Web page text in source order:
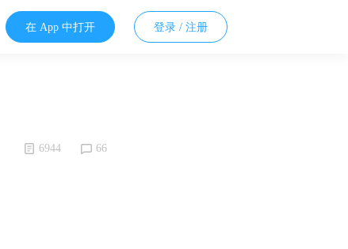
在 App 中打开 登录 / 注册
6944 66